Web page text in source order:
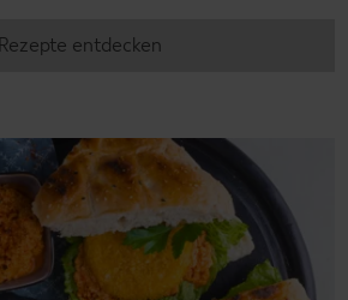
Rezepte entdecken